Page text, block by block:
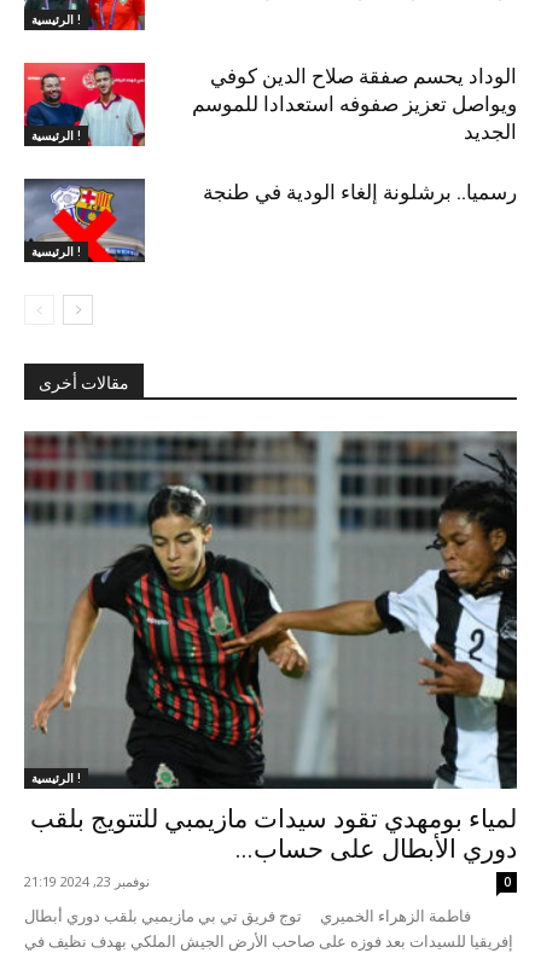
الرئيسية !
الرئيسية !
الوداد يحسم صفقة صلاح الدين كوفي
ويواصل تعزيز صفوفه استعدادا للموسم
الجديد
الرئيسية !
رسميا.. برشلونة إلغاء الودية في طنجة
مقالات أخرى
الرئيسية !
لمياء بومهدي تقود سيدات مازيمبي للتتويج بلقب
دوري الأبطال على حساب...
نوفمبر 23, 2024 21:19 0
فاطمة الزهراء الخميري توج فريق تي بي مازيمبي بلقب دوري أبطال
إفريقيا للسيدات بعد فوزه على صاحب الأرض الجيش الملكي بهدف نظيف في